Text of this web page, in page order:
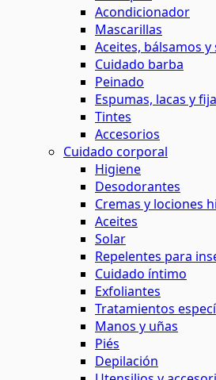
Acondicionador
Mascarillas
Aceites, bálsamos y
Cuidado barba
Peinado
Espumas, lacas y
Tintes
Accesorios
Cuidado corporal
Higiene
Desodorantes
Cremas y lociones
Aceites
Solar
Repelentes para
Cuidado íntimo
Exfoliantes
Tratamientos
Manos y uñas
Piés
Depilación